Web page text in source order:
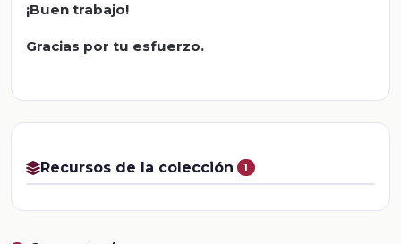
¡Buen trabajo!
Gracias por tu esfuerzo.
Recursos de la colección 1